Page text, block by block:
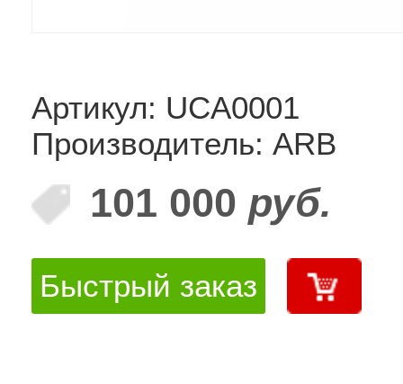
Артикул: UCA0001
Производитель: ARB
101 000 руб.
Быстрый заказ